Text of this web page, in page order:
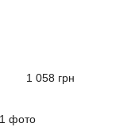
1 058 грн